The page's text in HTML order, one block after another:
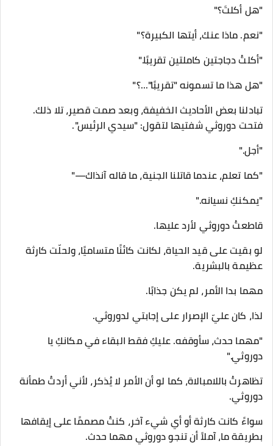
"هل أكلتَ؟"
"نعم. ماذا عنك، أيتها الكبيرة؟"
"أكلتُ دجاجتين كاملتين تقريبًا."
"هل هذا ما تسمونه "تقريبًا"...؟"
تبادلنا بعض الأحاديث الخفيفة، وبعد صمت قصير، تلا ذلك.
فتحت دوروثي شفتيها لتقول: "سيدي الرئيس".
"أجل."
"كما تعلم، عندما قاتلنا الجنية، ما قاله آنذاك—"
"يمكنكِ نسيانه."
قاطعتُ دوروثي لأرد عليها.
لو بقيت على قيد الحياة، لكانت كائنًا متساميًا، ولحلّت كارثة
عظيمة بالبشرية.
مهما بدا الأمر، لم يكن جذابًا.
لذا، كان عليّ الإصرار على إجابتي لدوروثي.
"مهما حدث، سأوقفه. عليكِ فقط البقاء في مكانكِ يا
دوروثي."
تظاهرتُ باللامبالاة، كما لو أن الأمر لا يُذكر، لأني أردتُ طمأنة
دوروثي.
سواءً كانت كارثة أو أي شيء آخر، كنتُ مصممًا على إيقافها
بطريقة ما، آملاً أن تنجو دوروثي مهما حدث.